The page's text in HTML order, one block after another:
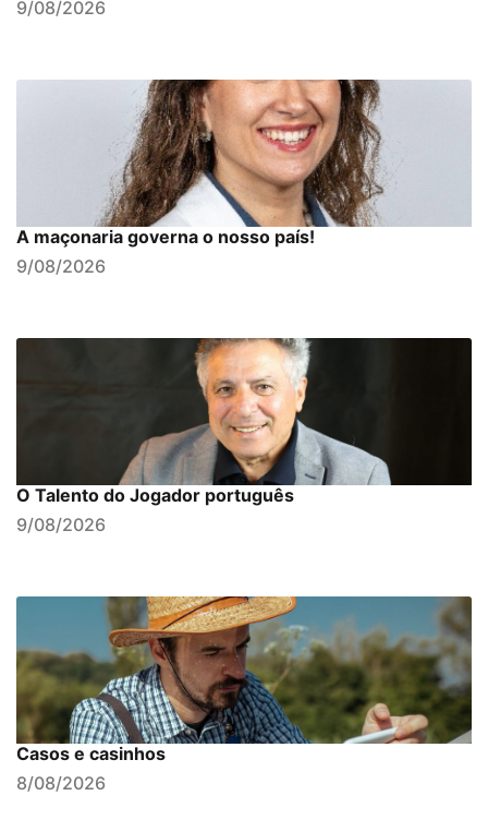
9/08/2026
A maçonaria governa o nosso país!
9/08/2026
O Talento do Jogador português
9/08/2026
Casos e casinhos
8/08/2026